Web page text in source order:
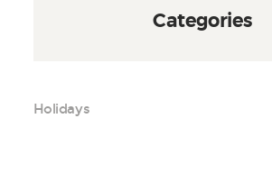
Categories
Holidays